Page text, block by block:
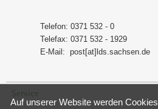
Te­le­fon: 0371 532 - 0
Te­le­fax: 0371 532 - 1929
E-​Mail: post[at]lds.sach­sen.de
Auf un­se­rer Web­site wer­den Coo­kies